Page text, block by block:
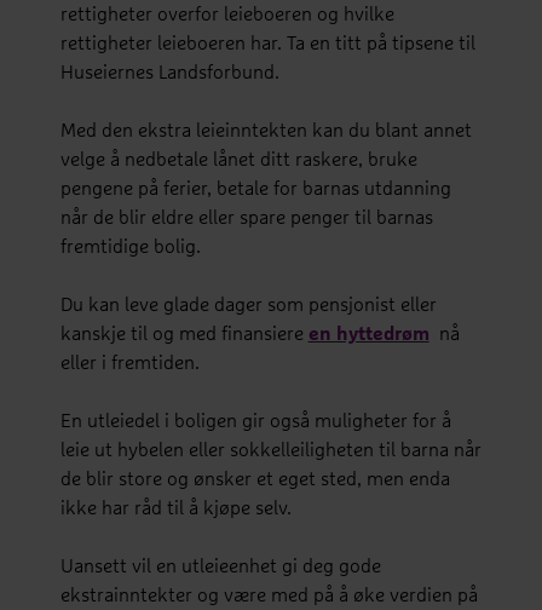
rettigheter overfor leieboeren og hvilke
rettigheter leieboeren har. Ta en titt på tipsene til
Huseiernes Landsforbund.
Med den ekstra leieinntekten kan du blant annet
velge å nedbetale lånet ditt raskere, bruke
pengene på ferier, betale for barnas utdanning
når de blir eldre eller spare penger til barnas
fremtidige bolig.
Du kan leve glade dager som pensjonist eller
kanskje til og med finansiere en hyttedrøm nå
eller i fremtiden.
En utleiedel i boligen gir også muligheter for å
leie ut hybelen eller sokkelleiligheten til barna når
de blir store og ønsker et eget sted, men enda
ikke har råd til å kjøpe selv.
Uansett vil en utleieenhet gi deg gode
ekstrainntekter og være med på å øke verdien på